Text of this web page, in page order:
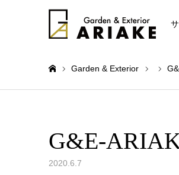
お知らせ
Garden & Exterior
G&E-
2020.6.7